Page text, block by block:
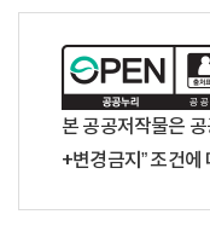
본 공공저작물은
+변경금지” 조건에